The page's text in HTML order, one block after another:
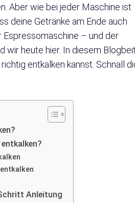
Aber wie bei jeder Maschine ist
deine Getränke am Ende auch
Espressomaschine – und der
wir heute hier. In diesem
entkalken kannst. Schnall
Anleitung